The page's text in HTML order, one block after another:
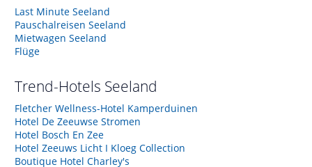
Last Minute Seeland
Pauschalreisen Seeland
Mietwagen Seeland
Flüge
Trend-Hotels Seeland
Fletcher Wellness-Hotel Kamperduinen
Hotel De Zeeuwse Stromen
Hotel Bosch En Zee
Hotel Zeeuws Licht I Kloeg Collection
Boutique Hotel Charley's